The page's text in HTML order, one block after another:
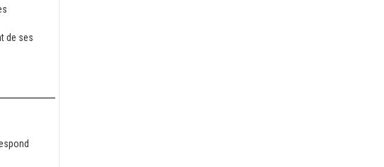
de ses